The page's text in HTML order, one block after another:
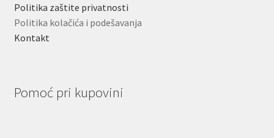
Politika zaštite privatnosti
Politika kolačića i podešavanja
Kontakt
Pomoć pri kupovini